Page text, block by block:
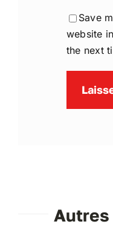
Save
website
the next
Autres